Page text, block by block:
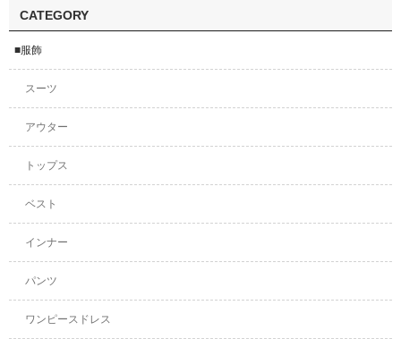
CATEGORY
■服飾
スーツ
アウター
トップス
ベスト
インナー
パンツ
ワンピースドレス